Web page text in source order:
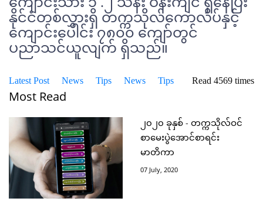
နိုင်ငံတစ်လွှားရှိ တက္ကသိုလ်ကောလိပ်နှင့်
ကျောင်းပေါင်း ၇၈၀၀ ကျော်တွင်
ပညာသင်ယူလျက် ရှိသည်။
Latest Post News Tips News Tips Read 4569 times
Most Read
၂၀၂၀ ခုနှစ် - တက္ကသိုလ်ဝင်
စာမေးပွဲအောင်စာရင်း
မာတိကာ
07 July, 2020